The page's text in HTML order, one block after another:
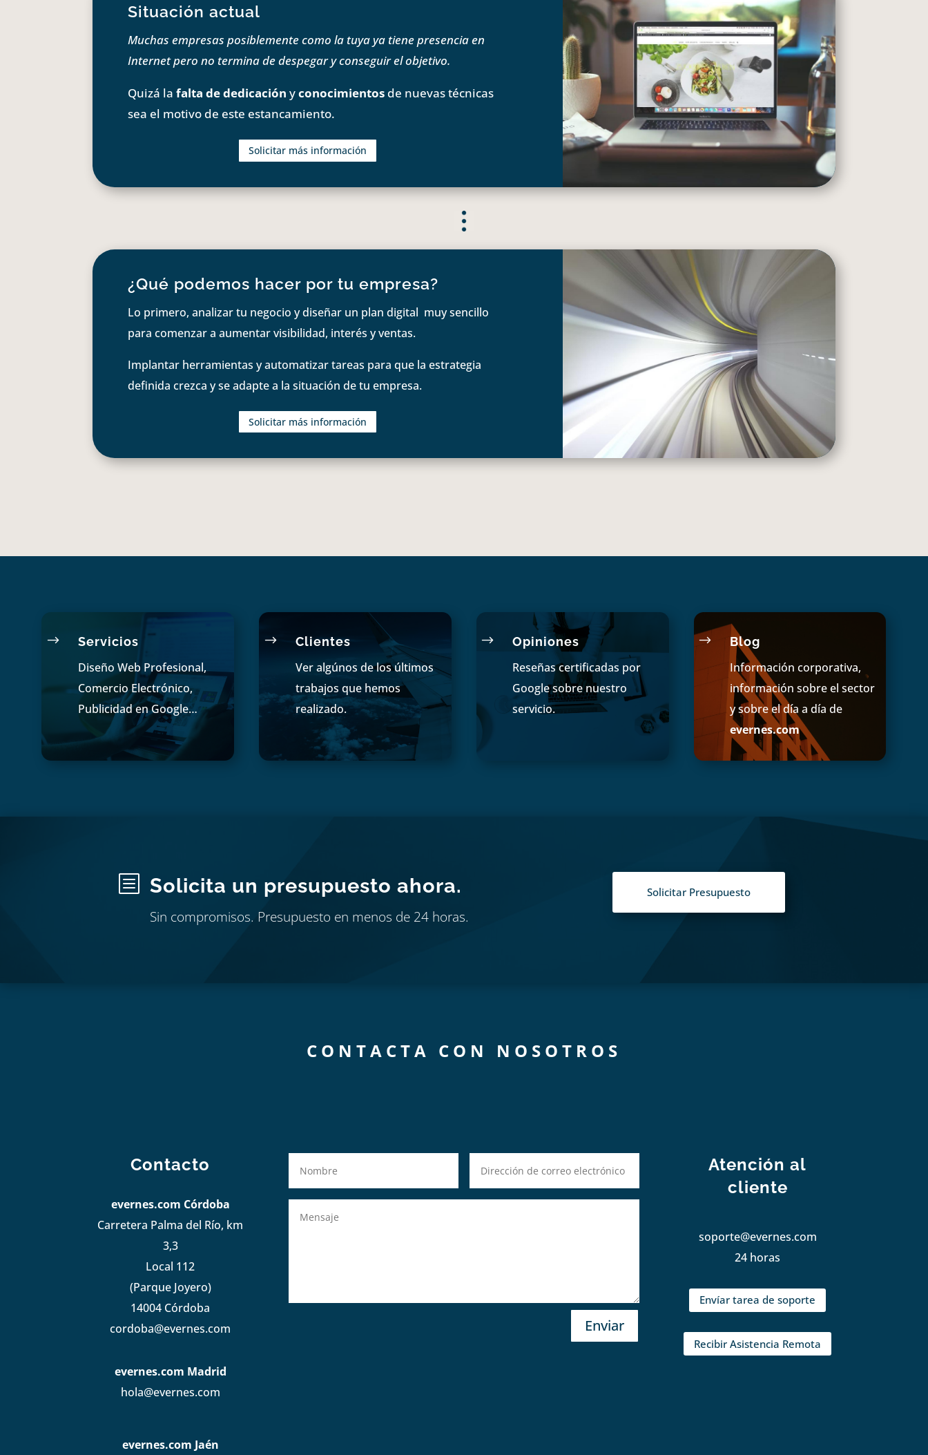
Situación actual
Muchas empresas posiblemente como la tuya ya tiene presencia en
Internet pero no termina de despegar y conseguir el objetivo.
Quizá lafalta de dedicación yconocimientos de nuevas técnicas
sea el motivo de este estancamiento.
Solicitar más información
¿Qué podemos hacer por tu empresa?
Lo primero, analizar tu negocio y diseñar un plan digital muy sencillo
para comenzar a aumentar visibilidad, interés y ventas.
Implantar herramientas y automatizar tareas para que la estrategia
definida crezca y se adapte a la situación de tu empresa.
Solicitar más información
$ Servicios
Diseño Web Profesional,
Comercio Electrónico,
Publicidad en Google…
$ Clientes
Ver algúnos de los últimos
trabajos que hemos
realizado.
$ Opiniones
Reseñas certificadas por
Google sobre nuestro
servicio.
$ Blog
Información corporativa,
información sobre el sector
y sobre el día a día de
evernes.com
b Solicita un presupuesto ahora.
Sin compromisos. Presupuesto en menos de 24 horas.
Solicitar Presupuesto
CONTACTA CON NOSOTROS
Contacto
evernes.com Córdoba
Carretera Palma del Río, km
3,3
Local 112
(Parque Joyero)
14004 Córdoba
cordoba@evernes.com
evernes.com Madrid
hola@evernes.com
evernes.com Jaén
Enviar
Atención al
cliente
soporte@evernes.com
24 horas
Envíar tarea de soporte
Recibir Asistencia Remota